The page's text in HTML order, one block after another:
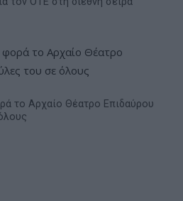
το Αρχαίο Θέατρο Επιδαύρου